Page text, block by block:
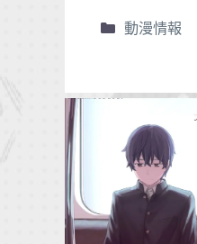
動漫情報